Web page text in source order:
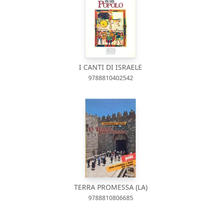
I CANTI DI ISRAELE
9788810402542
TERRA PROMESSA (LA)
9788810806685